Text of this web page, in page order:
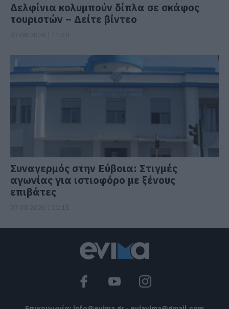
Δελφίνια κολυμπούν δίπλα σε σκάφος
τουριστών – Δείτε βίντεο
Συναγερμός στην Εύβοια: Στιγμές
αγωνίας για ιστιοφόρο με ξένους
επιβάτες